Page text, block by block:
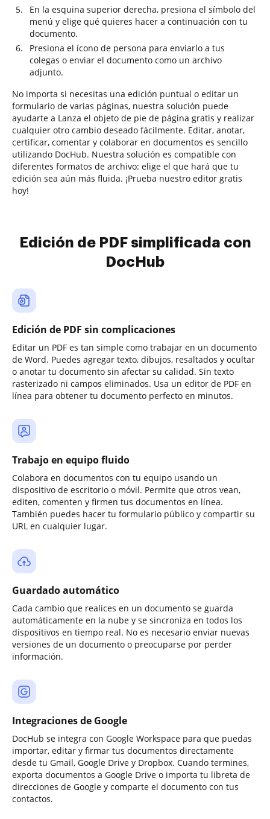
En la esquina superior derecha, presiona el símbolo del
menú y elige qué quieres hacer a continuación con tu
documento.
Presiona el ícono de persona para enviarlo a tus
colegas o enviar el documento como un archivo
adjunto.
No importa si necesitas una edición puntual o editar un
formulario de varias páginas, nuestra solución puede
ayudarte a Lanza el objeto de pie de página gratis y realizar
cualquier otro cambio deseado fácilmente. Editar, anotar,
certificar, comentar y colaborar en documentos es sencillo
utilizando DocHub. Nuestra solución es compatible con
diferentes formatos de archivo: elige el que hará que tu
edición sea aún más fluida. ¡Prueba nuestro editor gratis
hoy!
Edición de PDF simplificada con
DocHub
Edición de PDF sin complicaciones
Editar un PDF es tan simple como trabajar en un documento
de Word. Puedes agregar texto, dibujos, resaltados y ocultar
o anotar tu documento sin afectar su calidad. Sin texto
rasterizado ni campos eliminados. Usa un editor de PDF en
línea para obtener tu documento perfecto en minutos.
Trabajo en equipo fluido
Colabora en documentos con tu equipo usando un
dispositivo de escritorio o móvil. Permite que otros vean,
editen, comenten y firmen tus documentos en línea.
También puedes hacer tu formulario público y compartir su
URL en cualquier lugar.
Guardado automático
Cada cambio que realices en un documento se guarda
automáticamente en la nube y se sincroniza en todos los
dispositivos en tiempo real. No es necesario enviar nuevas
versiones de un documento o preocuparse por perder
información.
Integraciones de Google
DocHub se integra con Google Workspace para que puedas
importar, editar y firmar tus documentos directamente
desde tu Gmail, Google Drive y Dropbox. Cuando termines,
exporta documentos a Google Drive o importa tu libreta de
direcciones de Google y comparte el documento con tus
contactos.